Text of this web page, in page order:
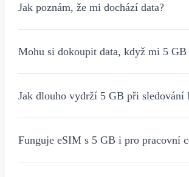
Jak poznám, že mi dochází data?
Mohu si dokoupit data, když mi 5 GB
Jak dlouho vydrží 5 GB při sledování
Funguje eSIM s 5 GB i pro pracovní